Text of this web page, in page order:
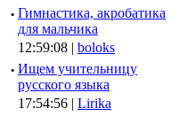
· Гимнастика, акробатика
для мальчика
12:59:08 | boloks
· Ищем учительницу
русского языка
17:54:56 | Lirika